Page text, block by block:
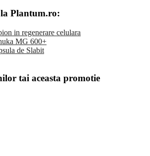
Plantum.ro:
in regenerare celulara
MG 600+
de Slabit
tai aceasta promotie